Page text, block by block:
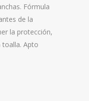
Fórmula
de la
la protección,
toalla. Apto